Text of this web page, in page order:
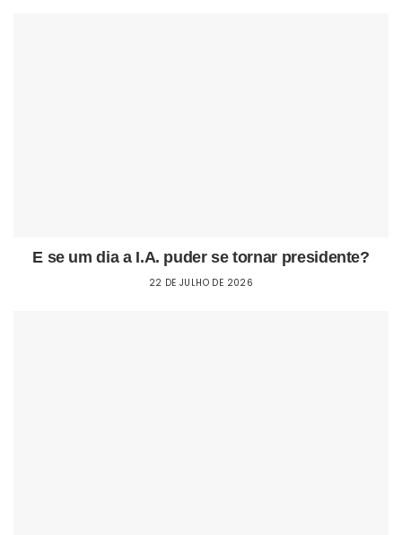
E se um dia a I.A. puder se tornar presidente?
22 DE JULHO DE 2026